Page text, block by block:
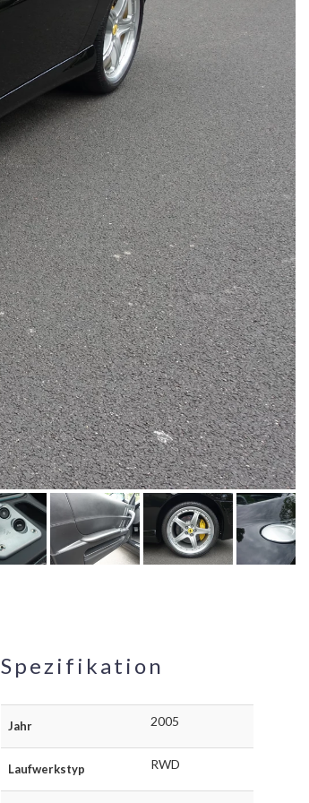
Spezifikation
Jahr 2005
Laufwerkstyp RWD